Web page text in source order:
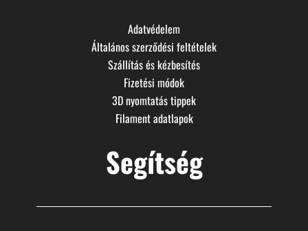
Adatvédelem
Általános szerződési feltételek
Szállítás és kézbesítés
Fizetési módok
3D nyomtatás tippek
Filament adatlapok
Segítség